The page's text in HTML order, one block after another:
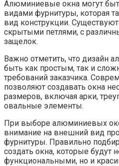
Алюминиевые окна могут
видами фурнитуры, которая
вид конструкции.
скрытыми петлями, с
защелок.
Важно отметить, что дизайн
быть как простым, так и
требований заказчика.
позволяют создавать окна
размеров, включая арки,
овальные элементы.
При выборе алюминиевых
внимание на внешний вид
фурнитуры. Правильно
создать окна, которые будут
функциональными, но и